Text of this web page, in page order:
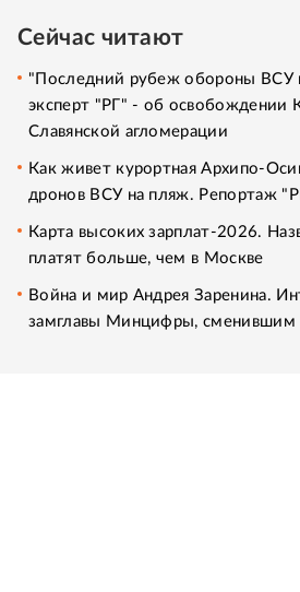
Сейчас читают
"Последний рубеж обороны ВСУ
эксперт "РГ" - об освобождении
Славянской агломерации
Как живет курортная Архипо-
дронов ВСУ на пляж. Репортаж
Карта высоких зарплат-2026.
платят больше, чем в Москве
Война и мир Андрея Заренина.
замглавы Минцифры, сменившим